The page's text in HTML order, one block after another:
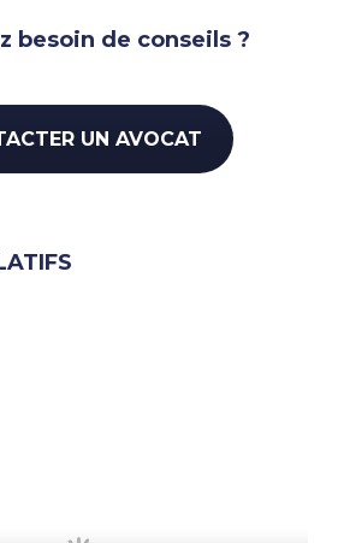
besoin de conseils ?
UN AVOCAT